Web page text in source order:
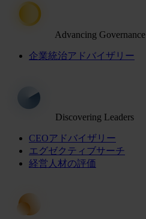
Advancing Governance
企業統治アドバイザリー
Discovering Leaders
CEOアドバイザリー
エグゼクティブサーチ
経営人材の評価